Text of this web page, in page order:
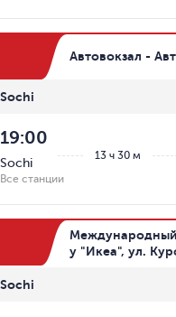
Автовокзал -
Sochi
13 ч 30 м
19:00
Sochi
Все станции
Международный
у "Икеа", ул.
Sochi